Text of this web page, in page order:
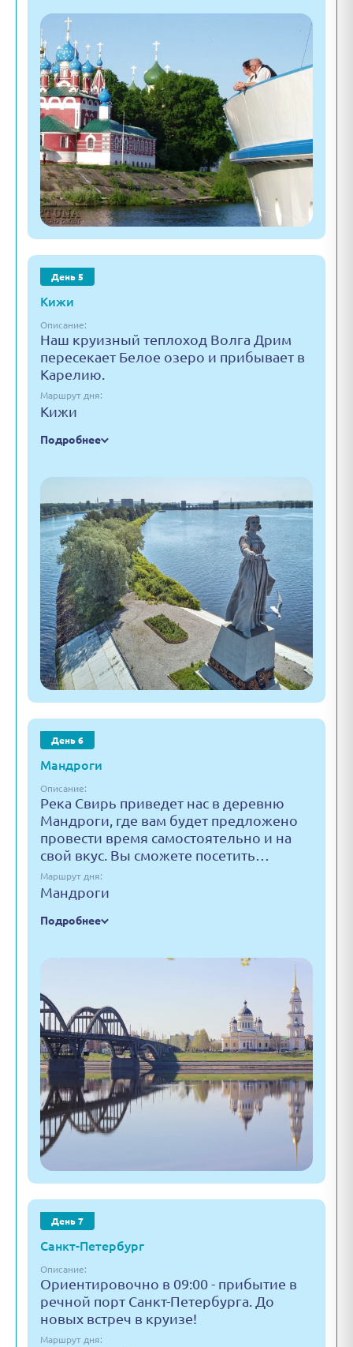
День 5
Кижи
Описание:
Наш круизный теплоход Волга Дрим
пересекает Белое озеро и прибывает в
Карелию.
Маршрут дня:
Кижи
Подробнее
День 6
Мандроги
Описание:
Река Свирь приведет нас в деревню
Мандроги, где вам будет предложено
провести время самостоятельно и на
свой вкус. Вы сможете посетить…
Маршрут дня:
Мандроги
Подробнее
День 7
Санкт-Петербург
Описание:
Ориентировочно в 09:00 - прибытие в
речной порт Санкт-Петербурга. До
новых встреч в круизе!
Маршрут дня: